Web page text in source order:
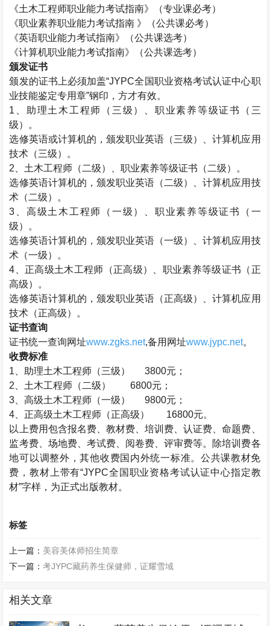
《土木工程师职业能力考试指南》（专业课必考）
《职业素养职业能力考试指南 》（公共课必考）
《英语职业能力考试指南》（公共课选考）
《计算机职业能力考试指南》（公共课选考）
颁发证书
颁发的证书上必须加盖“JYPC全国职业资格考试认证中心职
业技能鉴定专用章”钢印，方才有效。
1、助理土木工程师
（三级）、职业素养等级证书（三
级）。
选修英语或计算机的，颁发职业英语（三级）、计算机应用
技术（三级）。
2、 土木工程师 （二级）、职业素养等级证书（二级）。
选修英语计算机的，颁发职业英语（二级）、计算机应用技
术（二级）。
3、高级土木工程师
（一级）、职业素养等级证书（一
级）。
选修英语计算机的，颁发职业英语（一级）、计算机应用技
术（一级）。
4、正高级土木工程师 （正高级）、职业素养等级证书（正
高级）。
选修英语计算机的，颁发职业英语（正高级）、计算机应用
技术（正高级）。
证书查询
证书统一查询网址www.zgks.net,备用网址www.jypc.net。
收费标准
1、助理土木工程师 （三级） 3800元；
2、 土木工程师 （二级） 6800元；
3、高级土木工程师 （一级） 9800元；
4、正高级土木工程师 （正高级）
16800元。
以上费用包含报名费、教材费、培训费、认证费、命题费、
监考费、场地费、考试费、阅卷费、评审费等。除培训费各
地可以调整外，其他收费国内外统一标准。公共课教材免
费，教材上带有“JYPC全国职业资格考试认证中心指定教
材”字样，为正式出版教材。
标签
上一篇： 美容美体师招生简章
下一篇：考JYPC藏药养生保健师，证耀雪域
相关文章